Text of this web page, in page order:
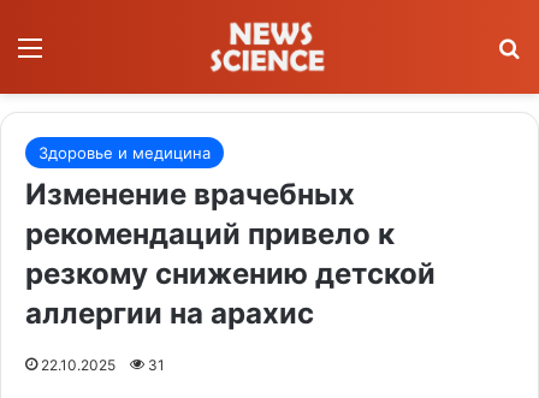
Меню
Здоровье и медицина
Изменение врачебных
рекомендаций привело к
резкому снижению детской
аллергии на арахис
22.10.2025 31